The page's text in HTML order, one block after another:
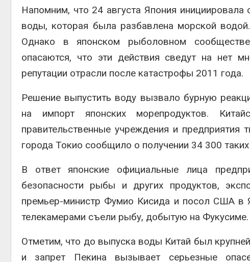
Напомним, что 24 августа Япония
воды, которая была разбавлена морской
Однако в японском рыболовном сообществе
опасаются, что эти действия сведут на нет
репутации отрасли после катастрофы 2011 года.
Решение выпустить воду вызвало бурную
на импорт японских морепродуктов.
правительственные учреждения и
города Токио сообщило о получении 34 300
В ответ японские официальные лица
безопасности рыбы и других продуктов,
премьер-министр Фумио Кисида и посол США в
телекамерами съели рыбу, добытую на Фукусиме.
Отметим, что до выпуска воды Китай был
и запрет Пекина вызывает серьезные